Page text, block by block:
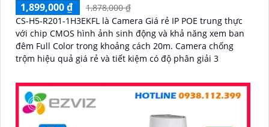
1,899,000 ₫
1,878,000 ₫
CS-H5-R201-1H3EKFL là Camera Giá rẻ IP POE trung thực
với chip CMOS hình ảnh sinh động và khả năng xem ban
đêm Full Color trong khoảng cách 20m. Camera chống
trộm hiệu quả giá rẻ và tiết kiệm có độ phân giải 3